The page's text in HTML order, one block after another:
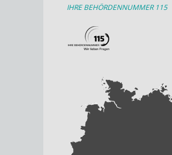
IHRE BEHÖRDENNUMMER 115